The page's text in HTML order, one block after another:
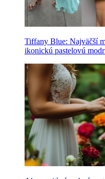
Tiffany Blue: Najväčší
ikonickú pastelovú